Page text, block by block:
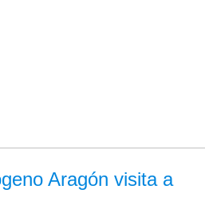
Aragón visita a